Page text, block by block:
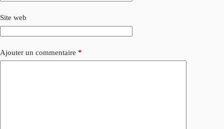
Site web
Ajouter un commentaire *